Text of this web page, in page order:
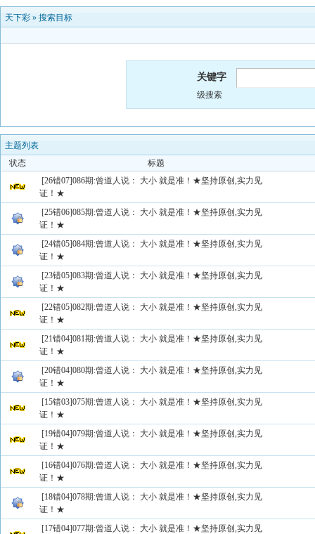
天下彩 » 搜索目标
关键字
级搜索
主题列表
状态
标题
[26错07]086期:曾道人说： 大小 就是准！★坚持原创,实力见
证！★
[25错06]085期:曾道人说： 大小 就是准！★坚持原创,实力见
证！★
[24错05]084期:曾道人说： 大小 就是准！★坚持原创,实力见
证！★
[23错05]083期:曾道人说： 大小 就是准！★坚持原创,实力见
证！★
[22错05]082期:曾道人说： 大小 就是准！★坚持原创,实力见
证！★
[21错04]081期:曾道人说： 大小 就是准！★坚持原创,实力见
证！★
[20错04]080期:曾道人说： 大小 就是准！★坚持原创,实力见
证！★
[15错03]075期:曾道人说： 大小 就是准！★坚持原创,实力见
证！★
[19错04]079期:曾道人说： 大小 就是准！★坚持原创,实力见
证！★
[16错04]076期:曾道人说： 大小 就是准！★坚持原创,实力见
证！★
[18错04]078期:曾道人说： 大小 就是准！★坚持原创,实力见
证！★
[17错04]077期:曾道人说： 大小 就是准！★坚持原创,实力见